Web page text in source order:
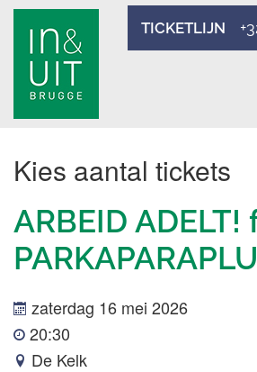
TICKETLIJN
Kies aantal tickets
ARBEID ADELT!
PARKAPARAPLU
zaterdag 16 mei 2026
20:30
De Kelk